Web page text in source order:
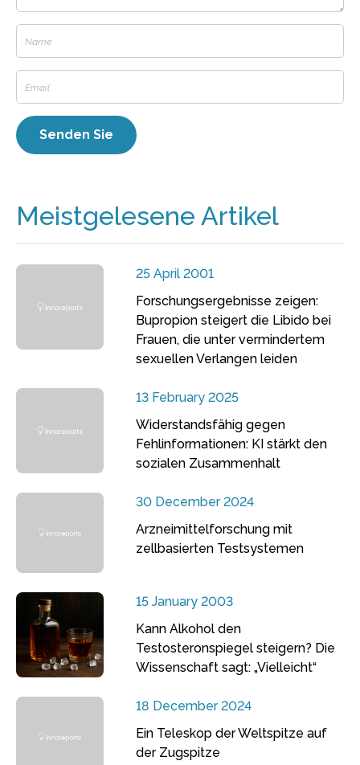
Meistgelesene Artikel
25 April 2001
Forschungsergebnisse zeigen:
Bupropion steigert die Libido bei
Frauen, die unter vermindertem
sexuellen Verlangen leiden
13 February 2025
Widerstandsfähig gegen
Fehlinformationen: KI stärkt den
sozialen Zusammenhalt
30 December 2024
Arzneimittelforschung mit
zellbasierten Testsystemen
15 January 2003
Kann Alkohol den
Testosteronspiegel steigern? Die
Wissenschaft sagt: „Vielleicht“
18 December 2024
Ein Teleskop der Weltspitze auf
der Zugspitze